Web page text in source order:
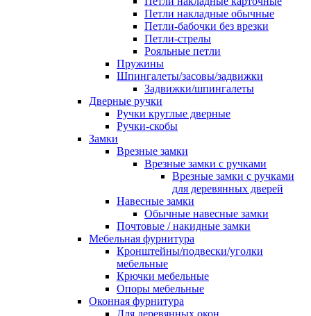
Петли накладные обычные
Петли-бабочки без врезки
Петли-стрелы
Рояльные петли
Пружины
Шпингалеты/засовы/задвижки
Задвижки/шпингалеты
Дверные ручки
Ручки круглые дверные
Ручки-скобы
Замки
Врезные замки
Врезные замки с ручками
Врезные замки с ручками
для деревянных дверей
Навесные замки
Обычные навесные замки
Почтовые / накидные замки
Мебельная фурнитура
Кронштейны/подвески/уголки
мебельные
Крючки мебельные
Опоры мебельные
Оконная фурнитура